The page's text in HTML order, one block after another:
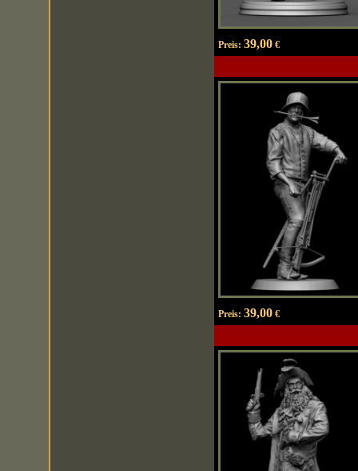
Preis: 39,00€
Preis: 39,00€